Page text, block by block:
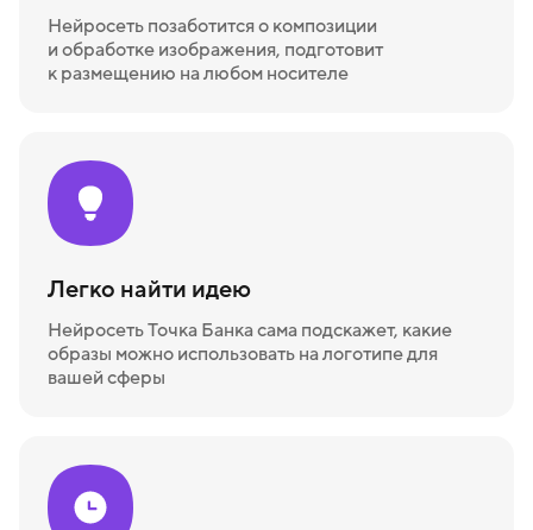
Нейросеть позаботится о композиции
и обработке изображения, подготовит
к размещению на любом носителе
Легко найти идею
Нейросеть Точка Банка сама подскажет, какие
образы можно использовать на логотипе для
вашей сферы